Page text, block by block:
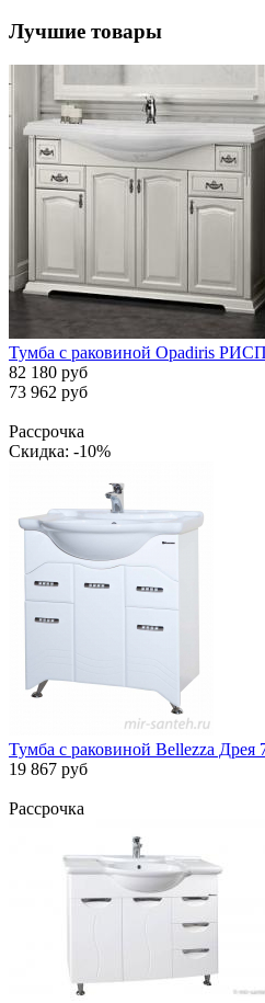
Лучшие товары
Тумба с раковиной Opadiris
82 180 руб
73 962 руб
Рассрочка
Скидка: -10%
Тумба с раковиной Bellezza Дрея
19 867 руб
Рассрочка